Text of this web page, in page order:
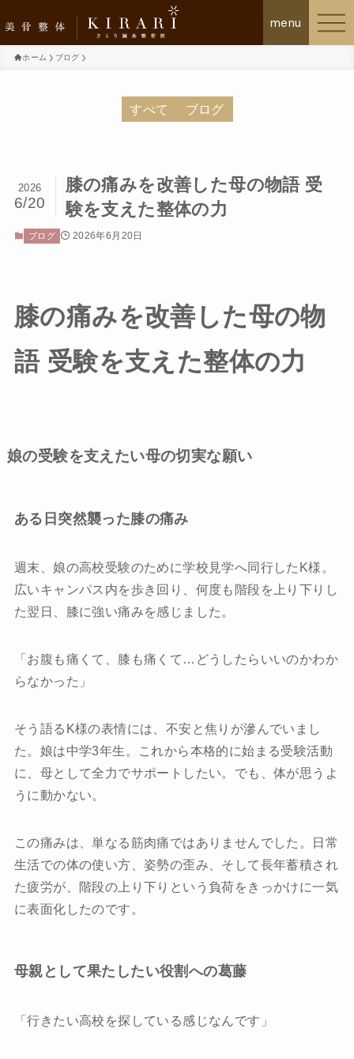
美骨整体KIRARIについて
お客様の声
初回体験について
よくあるご質問
求人情報
保育利用について
ブログ
アクセス
初回体験申込
お問い合わせ
ホーム ブログ
すべて ブログ
膝の痛みを改善した母の物語 受
験を支えた整体の力
2026
6/20
ブログ 2026年6月20日
膝の痛みを改善した母の物
語 受験を支えた整体の力
娘の受験を支えたい母の切実な願い
ある日突然襲った膝の痛み
週末、娘の高校受験のために学校見学へ同行したK様。
広いキャンパス内を歩き回り、何度も階段を上り下りし
た翌日、膝に強い痛みを感じました。
「お腹も痛くて、膝も痛くて…どうしたらいいのかわか
らなかった」
そう語るK様の表情には、不安と焦りが滲んでいまし
た。娘は中学3年生。これから本格的に始まる受験活動
に、母として全力でサポートしたい。でも、体が思うよ
うに動かない。
この痛みは、単なる筋肉痛ではありませんでした。日常
生活での体の使い方、姿勢の歪み、そして長年蓄積され
た疲労が、階段の上り下りという負荷をきっかけに一気
に表面化したのです。
母親として果たしたい役割への葛藤
「行きたい高校を探している感じなんです」